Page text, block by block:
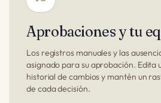
Aprobaciones y tu
Los registros manuales y las
asignado para su aprobación. Edita
historial de cambios y mantén un
de cada decisión.